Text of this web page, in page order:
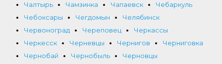
Чалтырь
Чамзинка Чапаевск
Чебаркуль
Чебоксары
Чегдомын
Челябинск
Червоноград
Череповец
Черкассы
Черкесск
Черневцы Чернигов
Черниговка
Чернобай
Чернобыль
Черновцы